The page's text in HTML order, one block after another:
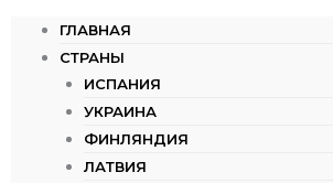
ГЛАВНАЯ
СТРАНЫ
ИСПАНИЯ
УКРАИНА
ФИНЛЯНДИЯ
ЛАТВИЯ